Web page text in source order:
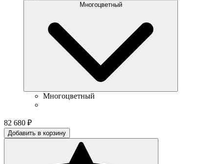
Многоцветный
Многоцветный
82 680 ₽
Добавить в корзину